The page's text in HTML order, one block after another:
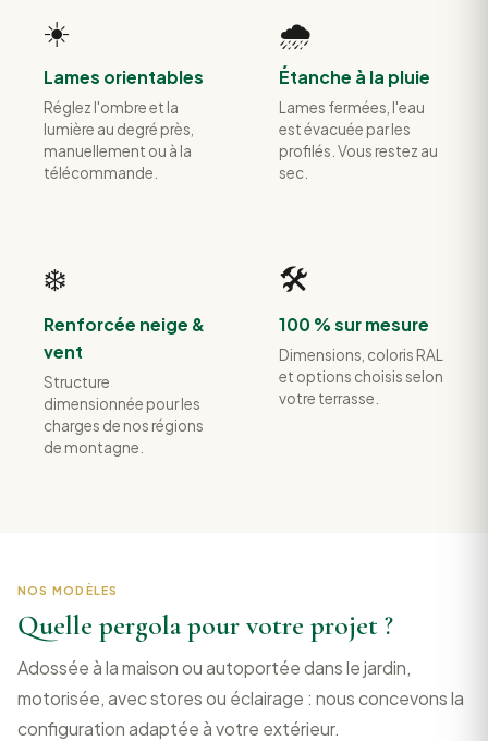
☀️
Lames orientables
Réglez l'ombre et la
lumière au degré près,
manuellement ou à la
télécommande.
🌧️
Étanche à la pluie
Lames fermées, l'eau
est évacuée par les
profilés. Vous restez au
sec.
❄️
Renforcée neige &
vent
Structure
dimensionnée pour les
charges de nos régions
de montagne.
🛠️
100 % sur mesure
Dimensions, coloris RAL
et options choisis selon
votre terrasse.
NOS MODÈLES
Quelle pergola pour votre projet ?
Adossée à la maison ou autoportée dans le jardin,
motorisée, avec stores ou éclairage : nous concevons la
configuration adaptée à votre extérieur.